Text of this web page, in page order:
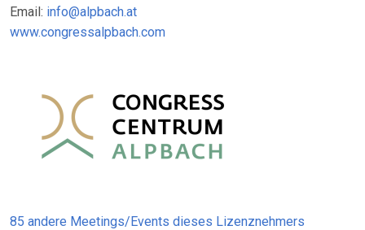
Email: info@alpbach.at
www.congressalpbach.com
85 andere Meetings/Events dieses Lizenznehmers